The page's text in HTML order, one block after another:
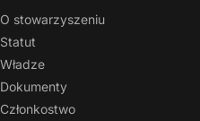
O stowarzyszeniu
Statut
Władze
Dokumenty
Członkostwo